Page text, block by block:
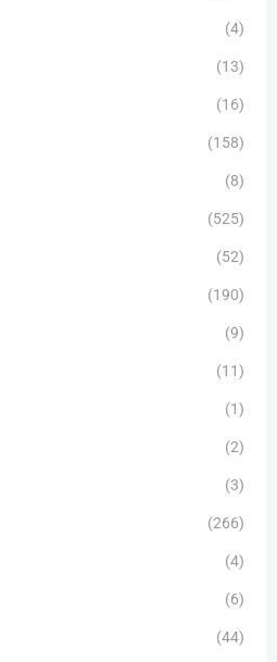
(4)
(13)
(16)
(158)
(8)
(525)
(52)
(190)
(9)
(11)
(1)
(2)
(3)
(266)
(4)
(6)
(44)